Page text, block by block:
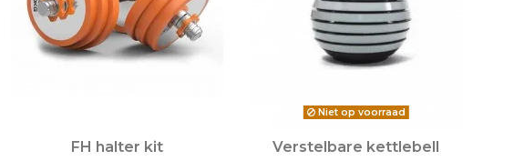
FH halter kit
Niet op voorraad
Verstelbare kettlebell